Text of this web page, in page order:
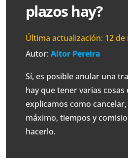
plazos hay?
Última actualización: 12 de
Autor: Aitor Pereira
Sí, es posible anular una
hay que tener varias cosas
explicamos como
máximo, tiempos y
hacerlo.